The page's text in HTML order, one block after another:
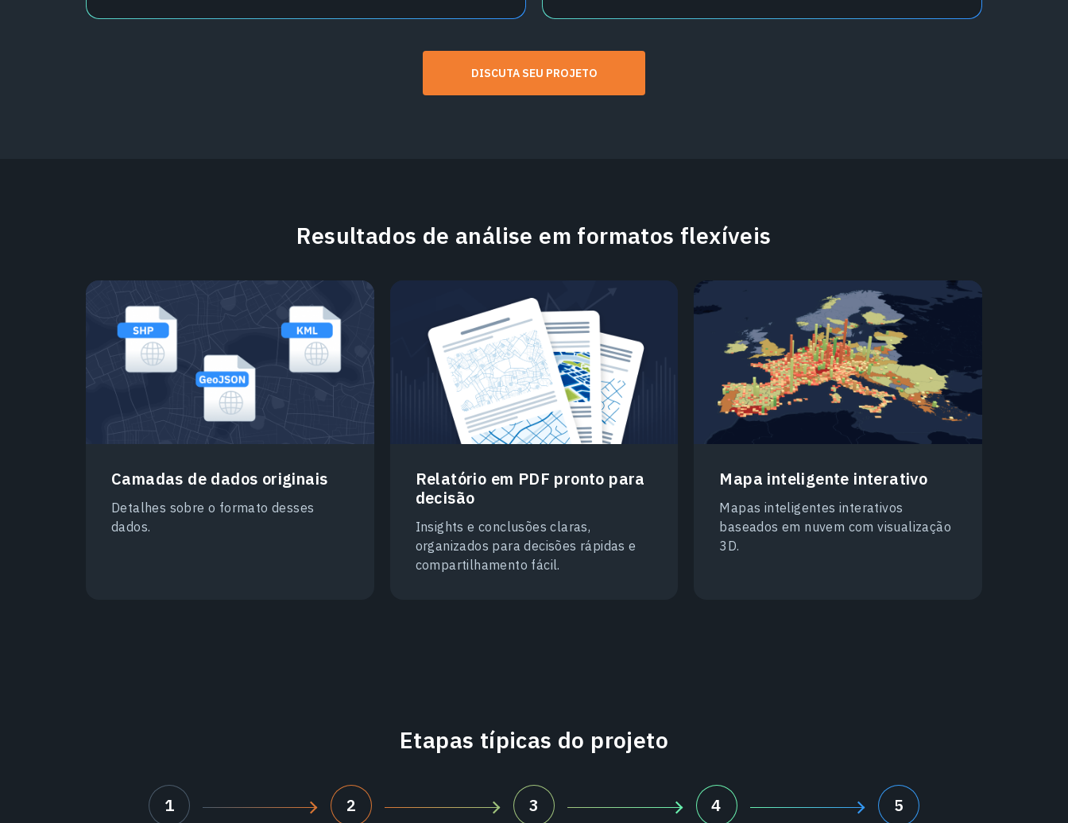
DISCUTA SEU PROJETO
Resultados de análise em formatos flexíveis
Camadas de dados originais
Detalhes sobre o formato desses
dados.
Relatório em PDF pronto para
decisão
Insights e conclusões claras,
organizados para decisões rápidas e
compartilhamento fácil.
Mapa inteligente interativo
Mapas inteligentes interativos
baseados em nuvem com visualização
3D.
Etapas típicas do projeto
1 2 3 4 5